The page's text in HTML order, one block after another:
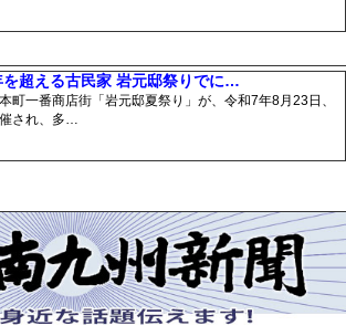
を超える古民家 岩元邸祭りでに…
町一番商店街「岩元邸夏祭り」が、令和7年8月23日、
され、多…